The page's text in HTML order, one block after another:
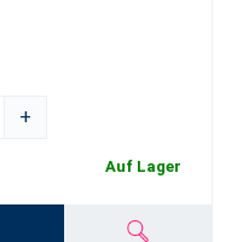
+
Auf Lager